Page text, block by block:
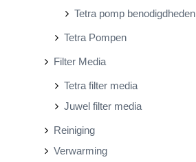
Tetra pomp benodigdheden
Tetra Pompen
Filter Media
Tetra filter media
Juwel filter media
Reiniging
Verwarming